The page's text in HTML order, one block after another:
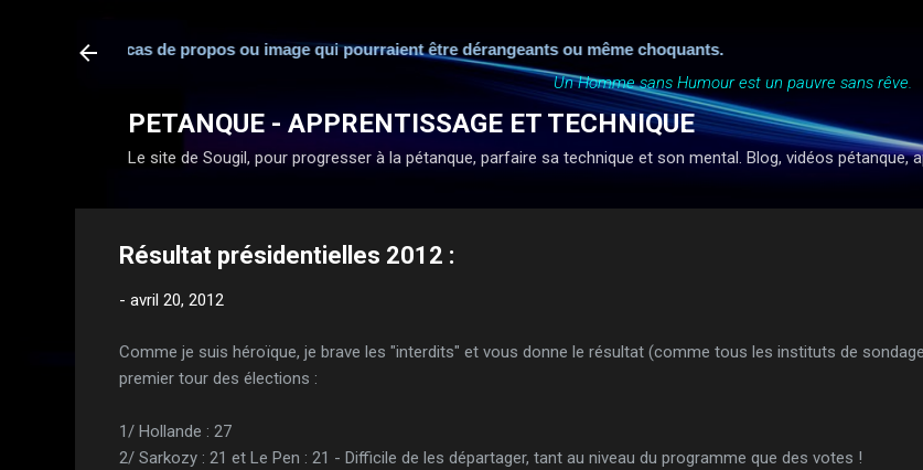
en cas de propos ou image qui pourraient être dérangeants ou même choquants.
Un Homme sans Humour est un pauvre sans rêve.
PETANQUE - APPRENTISSAGE ET TECHNIQUE
Le site de Sougil, pour progresser à la pétanque, parfaire sa technique et son mental. Blog, vidéos pétanque,
Résultat présidentielles 2012 :
- avril 20, 2012
Comme je suis héroïque, je brave les "interdits" et vous donne le résultat (comme tous les instituts de
premier tour des élections :
1/ Hollande : 27
2/ Sarkozy : 21 et Le Pen : 21 - Difficile de les départager, tant au niveau du programme que des votes !